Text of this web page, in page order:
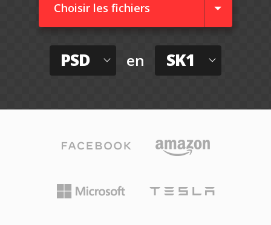
Choisir les fichiers
PSD en SK1